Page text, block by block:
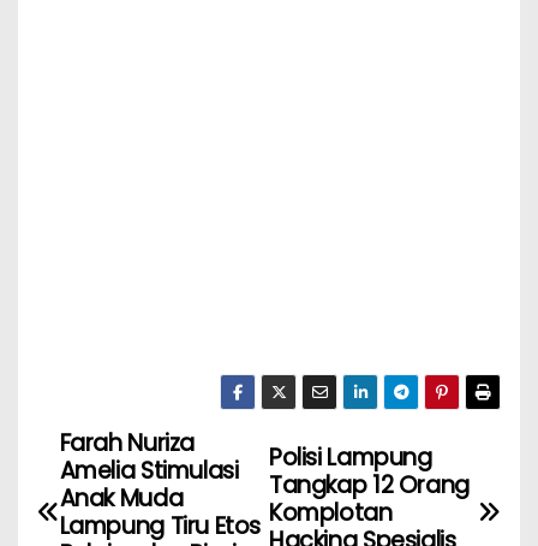
Polisi Lampung
Tangkap 12 Orang
Komplotan
Farah Nuriza
Amelia Stimulasi
Anak Muda
Lampung Tiru Etos